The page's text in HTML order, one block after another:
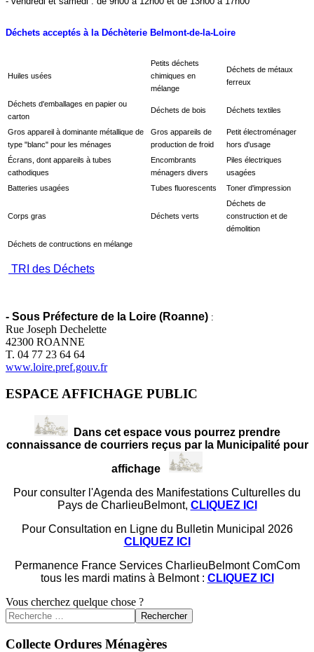
Déchets acceptés à la Déchèterie Belmont-de-la-Loire
Huiles usées
Petits déchets
chimiques en
mélange
Déchets de métaux
ferreux
Déchets d'emballages en papier ou
carton
Déchets de bois Déchets textiles
Gros appareil à dominante métallique de
type "blanc" pour les ménages
Gros appareils de
production de froid
Petit électroménager
hors d'usage
Écrans, dont appareils à tubes
cathodiques
Encombrants
ménagers divers
Piles électriques
usagées
Batteries usagées
Tubes fluorescents Toner d'impression
Corps gras Déchets verts
Déchets de
construction et de
démolition
Déchets de contructions en mélange
TRI des Déchets
- Sous Préfecture de la Loire (Roanne) :
Rue Joseph Dechelette
42300 ROANNE
T. 04 77 23 64 64
www.loire.pref.gouv.fr
ESPACE AFFICHAGE PUBLIC
Dans cet espace vous pourrez prendre
connaissance de courriers reçus par la Municipalité pour
affichage
Pour consulter l'Agenda des Manifestations Culturelles du
Pays de CharlieuBelmont, CLIQUEZ ICI
Pour Consultation en Ligne du Bulletin Municipal 2026
CLIQUEZ ICI
Permanence France Services CharlieuBelmont ComCom
tous les mardi matins à Belmont : CLIQUEZ ICI
Vous cherchez quelque chose ?
Rechercher
Collecte Ordures Ménagères